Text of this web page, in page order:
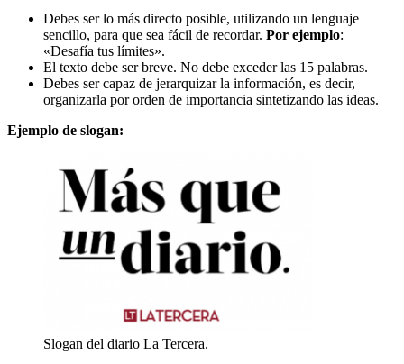
Debes ser lo más directo posible, utilizando un lenguaje
sencillo, para que sea fácil de recordar. Por ejemplo:
«Desafía tus límites».
El texto debe ser breve. No debe exceder las 15 palabras.
Debes ser capaz de jerarquizar la información, es decir,
organizarla por orden de importancia sintetizando las ideas.
Ejemplo de slogan:
Slogan del diario La Tercera.